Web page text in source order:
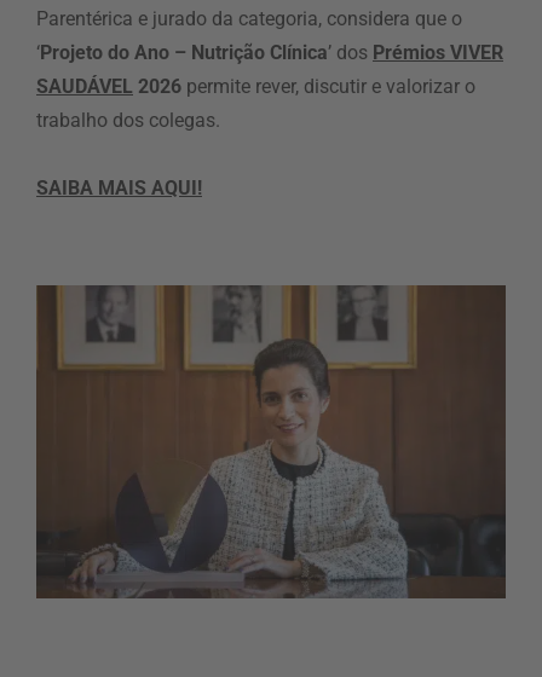
Parentérica e jurado da categoria, considera que o
‘Projeto do Ano – Nutrição Clínica’ dos Prémios VIVER
SAUDÁVEL 2026 permite rever, discutir e valorizar o
trabalho dos colegas.
SAIBA MAIS AQUI!